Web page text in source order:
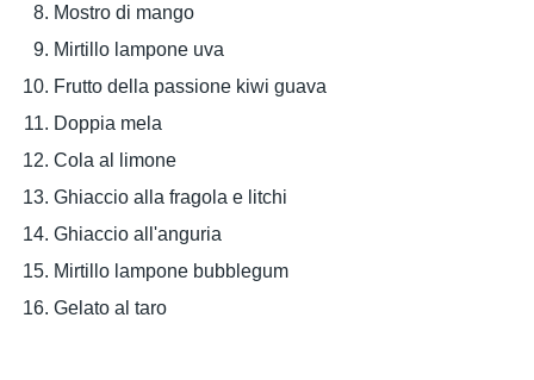
Mostro di mango
Mirtillo lampone uva
Frutto della passione kiwi guava
Doppia mela
Cola al limone
Ghiaccio alla fragola e litchi
Ghiaccio all'anguria
Mirtillo lampone bubblegum
Gelato al taro